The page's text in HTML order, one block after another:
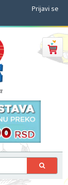
Prijavi se